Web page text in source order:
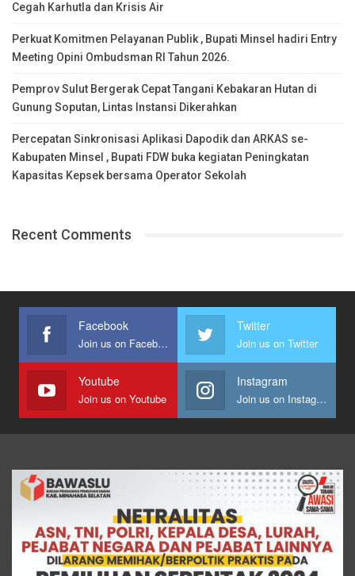
Cegah Karhutla dan Krisis Air
Perkuat Komitmen Pelayanan Publik , Bupati Minsel hadiri Entry
Meeting Opini Ombudsman RI Tahun 2026.
Pemprov Sulut Bergerak Cepat Tangani Kebakaran Hutan di
Gunung Soputan, Lintas Instansi Dikerahkan
Percepatan Sinkronisasi Aplikasi Dapodik dan ARKAS se-
Kabupaten Minsel , Bupati FDW buka kegiatan Peningkatan
Kapasitas Kepsek bersama Operator Sekolah
Recent Comments
Facebook
Join us on Facebook
Twitter
Join us on Twitter
Youtube
Join us on Youtube
Instagram
Join us on Instagram